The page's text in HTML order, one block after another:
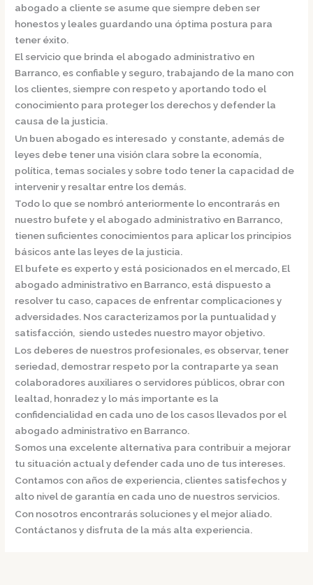
abogado a cliente se asume que siempre deben ser
honestos y leales guardando una óptima postura para
tener éxito.
El servicio que brinda el abogado administrativo en
Barranco, es confiable y seguro, trabajando de la mano con
los clientes, siempre con respeto y aportando todo el
conocimiento para proteger los derechos y defender la
causa de la justicia.
Un buen abogado es interesado y constante, además de
leyes debe tener una visión clara sobre la economía,
política, temas sociales y sobre todo tener la capacidad de
intervenir y resaltar entre los demás.
Todo lo que se nombró anteriormente lo encontrarás en
nuestro bufete y el abogado administrativo en Barranco,
tienen suficientes conocimientos para aplicar los principios
básicos ante las leyes de la justicia.
El bufete es experto y está posicionados en el mercado, El
abogado administrativo en Barranco, está dispuesto a
resolver tu caso, capaces de enfrentar complicaciones y
adversidades. Nos caracterizamos por la puntualidad y
satisfacción, siendo ustedes nuestro mayor objetivo.
Los deberes de nuestros profesionales, es observar, tener
seriedad, demostrar respeto por la contraparte ya sean
colaboradores auxiliares o servidores públicos, obrar con
lealtad, honradez y lo más importante es la
confidencialidad en cada uno de los casos llevados por el
abogado administrativo en Barranco.
Somos una excelente alternativa para contribuir a mejorar
tu situación actual y defender cada uno de tus intereses.
Contamos con años de experiencia, clientes satisfechos y
alto nivel de garantía en cada uno de nuestros servicios.
Con nosotros encontrarás soluciones y el mejor aliado.
Contáctanos y disfruta de la más alta experiencia.